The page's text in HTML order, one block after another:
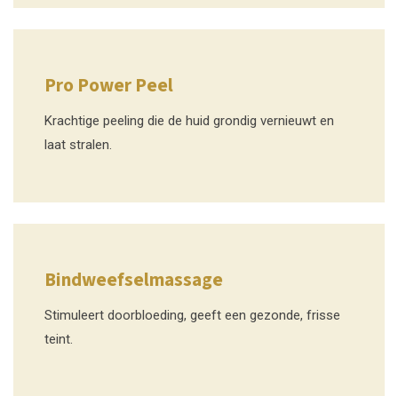
Pro Power Peel
Krachtige peeling die de huid grondig vernieuwt en
laat stralen.
Bindweefselmassage
Stimuleert doorbloeding, geeft een gezonde, frisse
teint.